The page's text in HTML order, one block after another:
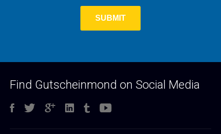
Find Gutscheinmond on Social Media